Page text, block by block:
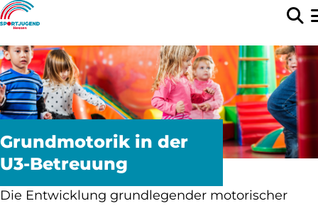
Grundmotorik in der
U3-Betreuung
Die Entwicklung grundlegender motorischer